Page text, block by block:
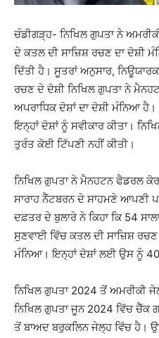
ਚੰਡੀਗੜ੍ਹ- ਨਿਖਿਲ ਗੁਪਤਾ ਨੇ
ਦੇ ਕਤਲ ਦੀ ਸਾਜ਼ਿਸ਼ ਰਚਣ ਦਾ ਦੋਸ਼ੀ
ਦਿੱਤੀ ਹੈ। ਸੂਤਰਾਂ ਅਨੁਸਾਰ,
ਰਚਣ ਦੇ ਦੋਸ਼ੀ ਨਿਖਿਲ ਗੁਪਤਾ ਨੇ
ਅਪਰਾਧਿਕ ਦੋਸ਼ਾਂ ਦਾ ਦੋਸ਼ੀ ਮੰਨਿਆ
ਇਨ੍ਹਾਂ ਦੋਸ਼ਾਂ ਨੂੰ ਸਵੀਕਾਰ ਕੀਤਾ।
ਤੁਰੰਤ ਕੋਈ ਟਿੱਪਣੀ ਨਹੀਂ ਕੀਤੀ।
ਨਿਖਿਲ ਗੁਪਤਾ ਨੇ ਮੈਨਹਟਨ ਫੈਡਰਲ
ਸਾਰਾਹ ਨੈੱਟਬਰਨ ਦੇ ਸਾਹਮਣੇ ਆਪਣੀ
ਦਫ਼ਤਰ ਦੇ ਬੁਲਾਰੇ ਨੇ ਕਿਹਾ ਕਿ 54
ਸੁਣਵਾਈ ਵਿੱਚ ਕਤਲ ਦੀ ਸਾਜ਼ਿਸ਼
ਮੰਨਿਆ। ਇਨ੍ਹਾਂ ਦੋਸ਼ਾਂ ਲਈ ਉਸ ਨੂੰ 40
ਨਿਖਿਲ ਗੁਪਤਾ 2024 ਤੋਂ ਅਮਰੀਕੀ
ਨਿਖਿਲ ਗੁਪਤਾ ਜੂਨ 2024 ਵਿੱਚ ਚੈੱਕ
ਤੋਂ ਬਾਅਦ ਬਰੁਕਲਿਨ ਜੇਲ੍ਹ ਵਿੱਚ ਹੈ।